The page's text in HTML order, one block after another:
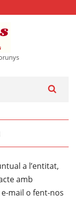
a l’entitat,
amb
mail o fent-nos